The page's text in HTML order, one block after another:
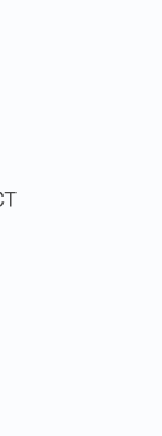
(opens in a new